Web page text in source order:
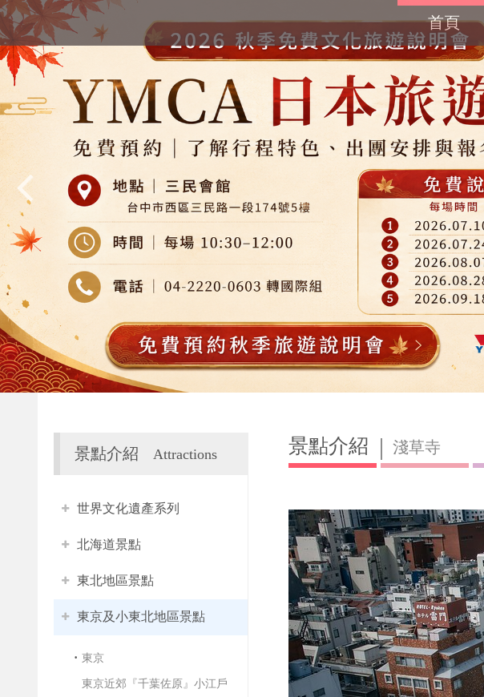
首頁
景點介紹 Attractions
世界文化遺產系列
北海道景點
東北地區景點
東京及小東北地區景點
東京
東京近郊『千葉佐原』小江戶
景點介紹 淺草寺